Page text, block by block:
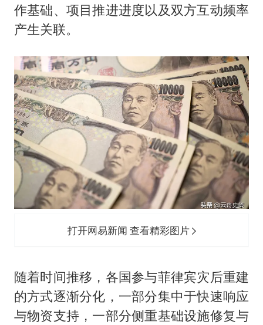
作基础、项目推进进度以及双方互动频率
产生关联。
打开网易新闻 查看精彩图片
随着时间推移，各国参与菲律宾灾后重建
的方式逐渐分化，一部分集中于快速响应
与物资支持，一部分侧重基础设施修复与